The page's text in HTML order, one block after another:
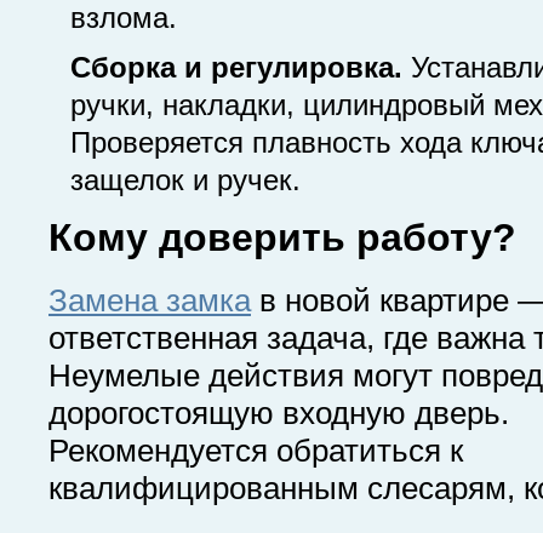
взлома.
Сборка и регулировка.
ручки, накладки, цилиндровый
Проверяется плавность хода
защелок и ручек.
Кому доверить работу?
Замена замкав новой квартире
ответственная задача, где важна
Неумелые действия могут
дорогостоящую входную дверь.
Рекомендуется обратиться к
квалифицированным слесарям,